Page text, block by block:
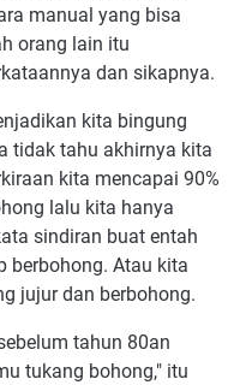
manual yang bisa
orang lain itu
dan sikapnya.
kita bingung
tidak tahu akhirnya kita
kita mencapai 90%
lalu kita hanya
sindiran buat entah
berbohong. Atau kita
jujur dan berbohong.
tahun 80an
tukang bohong," itu